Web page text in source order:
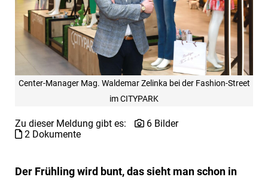
Center-Manager Mag. Waldemar Zelinka bei der Fashion-Street
im CITYPARK
Zu dieser Meldung gibt es:
6 Bilder
2 Dokumente
Der Frühling wird bunt, das sieht man schon in